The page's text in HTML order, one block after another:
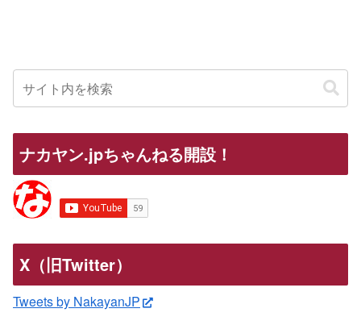
ナカヤン.jpちゃんねる開設！
X（旧Twitter）
Tweets by NakayanJP